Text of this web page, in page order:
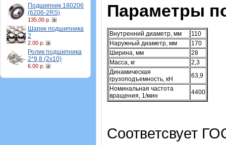
Подшипник 180206
(6206-2RS)
135.00 р.
Шарик подшипника
2
2.00 р.
Ролик подшипника
2*9,8 (2х10)
6.00 р.
Параметры
Внутренний диаметр, мм
110
Наружный диаметр, мм
170
Ширина, мм
28
Масса, кг
2,3
Динамическая
грузоподъемность, кН
63,9
Номинальная частота
вращения, 1/мин
4400
Соответсвует